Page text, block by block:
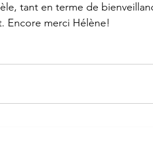
tant en terme de
Encore merci Hélène!